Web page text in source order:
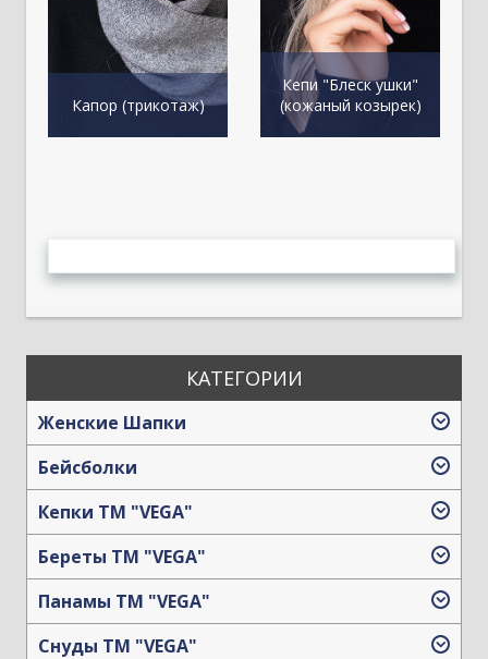
Капор (трикотаж)
Кепи "Блеск ушки"
(кожаный козырек)
КАТЕГОРИИ
Женские Шапки
Бейсболки
Кепки TM "VEGA"
Береты TM "VEGA"
Панамы TM "VEGA"
Снуды ТМ "VEGA"